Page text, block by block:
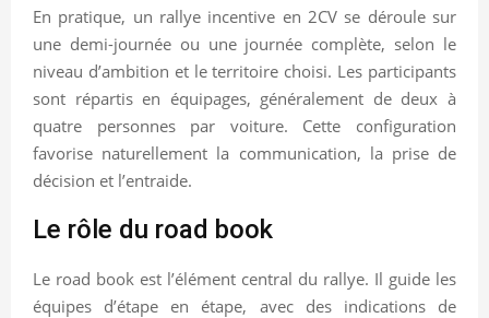
En pratique, un rallye incentive en 2CV se déroule sur
une demi-journée ou une journée complète, selon le
niveau d’ambition et le territoire choisi. Les participants
sont répartis en équipages, généralement de deux à
quatre personnes par voiture. Cette configuration
favorise naturellement la communication, la prise de
décision et l’entraide.
Le rôle du road book
Le road book est l’élément central du rallye. Il guide les
équipes d’étape en étape, avec des indications de